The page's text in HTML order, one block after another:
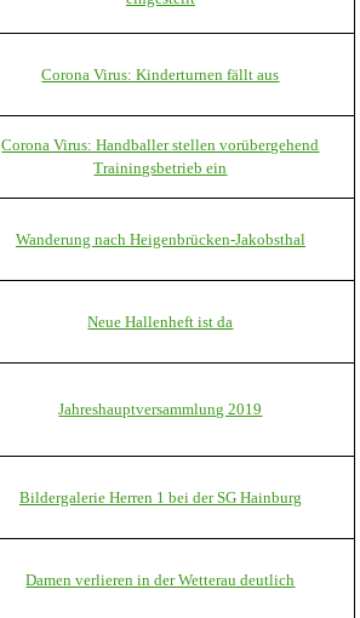
Corona Virus: Kinderturnen fällt aus
Corona Virus: Handballer stellen vorübergehend
Trainingsbetrieb ein
Wanderung nach Heigenbrücken-Jakobsthal
Neue Hallenheft ist da
Jahreshauptversammlung 2019
Bildergalerie Herren 1 bei der SG Hainburg
Damen verlieren in der Wetterau deutlich